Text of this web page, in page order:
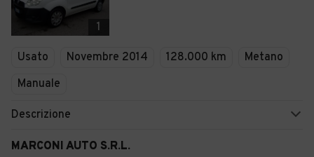
1
Usato Novembre 2014 128.000 km
Metano
Manuale
Descrizione
MARCONI AUTO S.R.L.